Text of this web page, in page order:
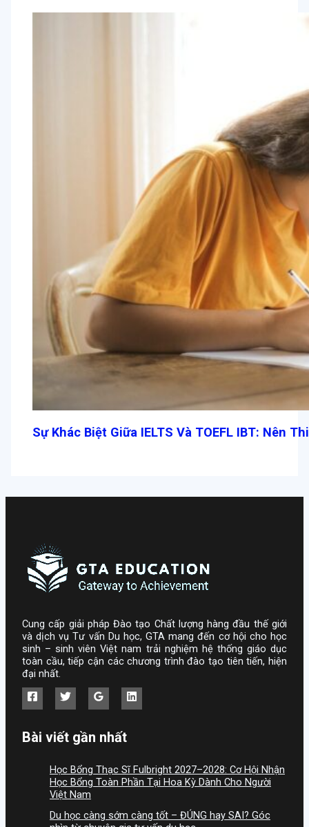
Sự Khác Biệt Giữa IELTS Và TOEFL IBT: Nên
Cung cấp giải pháp Đào tạo Chất lượng hàng đầu thế giới
và dịch vụ Tư vấn Du học, GTA mang đến cơ hội cho học
sinh – sinh viên Việt nam trải nghiệm hệ thống giáo dục
toàn cầu, tiếp cận các chương trình đào tạo tiên tiến, hiện
đại nhất.
Bài viết gần nhất
Học Bổng Thạc Sĩ Fulbright 2027–2028: Cơ Hội Nhận
Học Bổng Toàn Phần Tại Hoa Kỳ Dành Cho Người
Việt Nam
Du học càng sớm càng tốt – ĐÚNG hay SAI? Góc